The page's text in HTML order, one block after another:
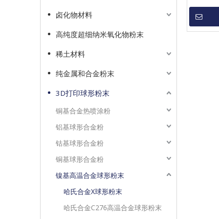
卤化物材料
高纯度超细纳米氧化物粉末
稀土材料
纯金属和合金粉末
3D打印球形粉末
铜基合金热喷涂粉
铝基球形合金粉
钴基球形合金粉
铜基球形合金粉
镍基高温合金球形粉末
哈氏合金X球形粉末
哈氏合金C276高温合金球形粉末